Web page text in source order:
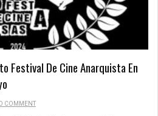
Festival De Cine Anarquista En
COMMENT